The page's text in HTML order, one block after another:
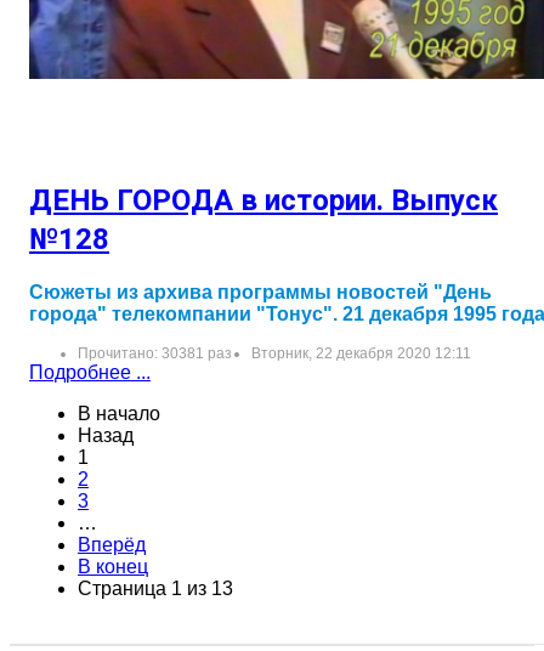
ДЕНЬ ГОРОДА в истории. Выпуск
№128
Сюжеты из архива программы новостей "День
города" телекомпании "Тонус". 21 декабря 1995 года
Прочитано: 30381 раз Вторник, 22 декабря 2020 12:11
Подробнее ...
В начало
Назад
1
2
3
…
Вперёд
В конец
Страница 1 из 13